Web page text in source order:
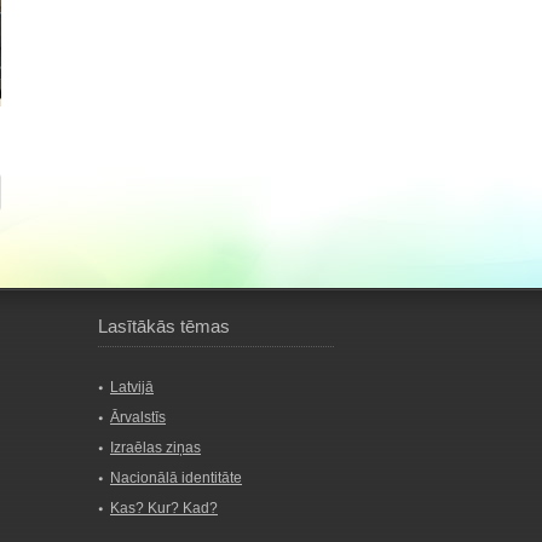
Lasītākās tēmas
Latvijā
Ārvalstīs
Izraēlas ziņas
Nacionālā identitāte
Kas? Kur? Kad?